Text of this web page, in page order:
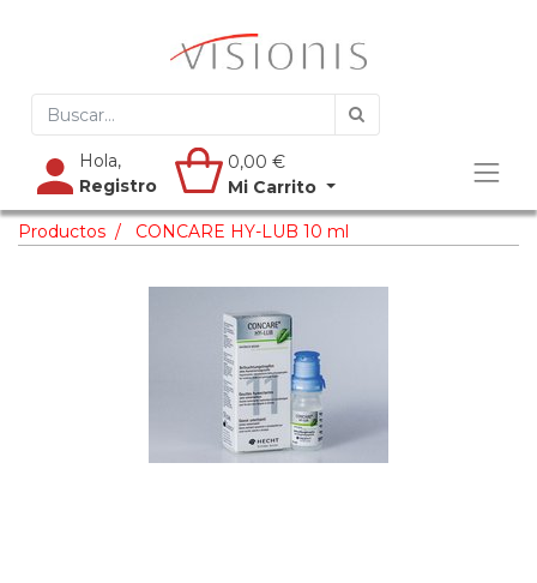
Hola,
Registro
0,00 €
Mi Carrito
Productos CONCARE HY-LUB 10 ml